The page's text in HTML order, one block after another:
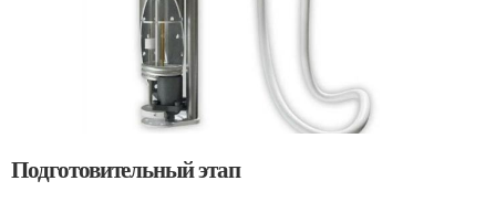
Подготовительный этап